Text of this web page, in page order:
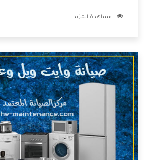
الشركة بها والتى تكون منها خدمة الصيانة
وأقوى الأسعار التى تكون مناسبة لكثير من
مشاهدة المزيد